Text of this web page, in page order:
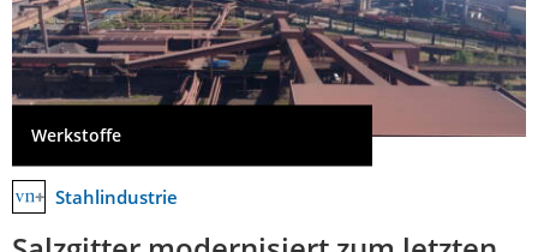
Werkstoffe
Stahlindustrie